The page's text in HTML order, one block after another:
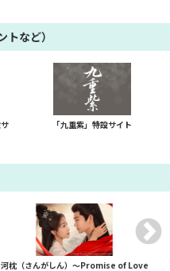
など）
「九重紫」特設サイト
枕（さんがしん）～Promise of Love